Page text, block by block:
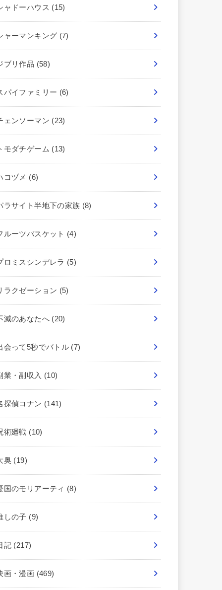
ャドーハウス (15)
ャーマンキング (7)
ブリ作品 (58)
パイファミリー (6)
ェンソーマン (23)
モダチゲーム (13)
コヅメ (6)
ラサイト半地下の家族 (8)
ルーツバスケット (4)
ロミスシンデレラ (5)
ラクゼーション (5)
滅のあなたへ (20)
会って5秒でバトル (7)
業・副収入 (10)
探偵コナン (141)
術廻戦 (10)
奥 (19)
国のモリアーティ (8)
しの子 (9)
記 (217)
画・漫画 (469)